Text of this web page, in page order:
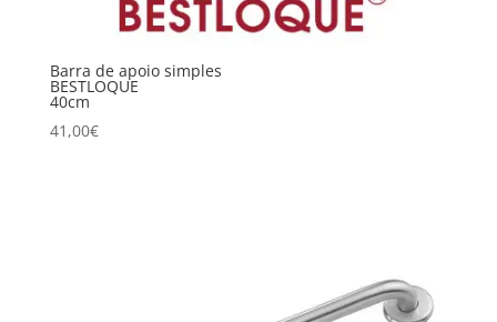
Barra de apoio simples
BESTLOQUE
40cm
41,00€